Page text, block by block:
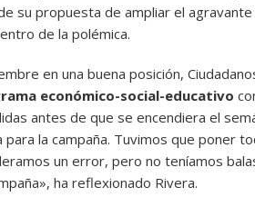
su propuesta de ampliar el agravante
de la polémica.
en una buena posición,
económico-social-educativo
antes de que se encendiera el
la campaña. Tuvimos que poner
un error, pero no teníamos
ha reflexionado Rivera.